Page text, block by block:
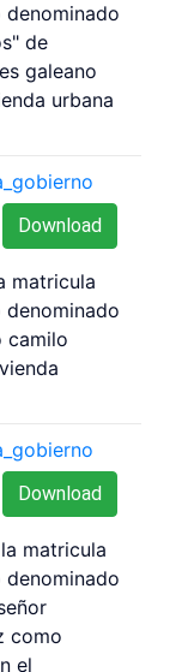
de
galeano
urbana
Download
matricula
camilo
Download
matricula
como
el